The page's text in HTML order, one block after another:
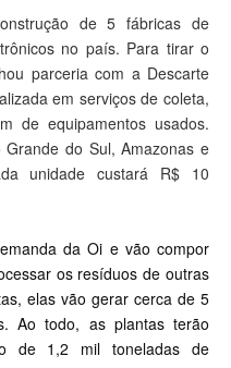
de 5 fábricas de
no país. Para tirar o
parceria com a Descarte
em serviços de coleta,
de equipamentos usados.
do Sul, Amazonas e
unidade custará R$ 10
da Oi e vão compor
os resíduos de outras
elas vão gerar cerca de 5
Ao todo, as plantas terão
de 1,2 mil toneladas de